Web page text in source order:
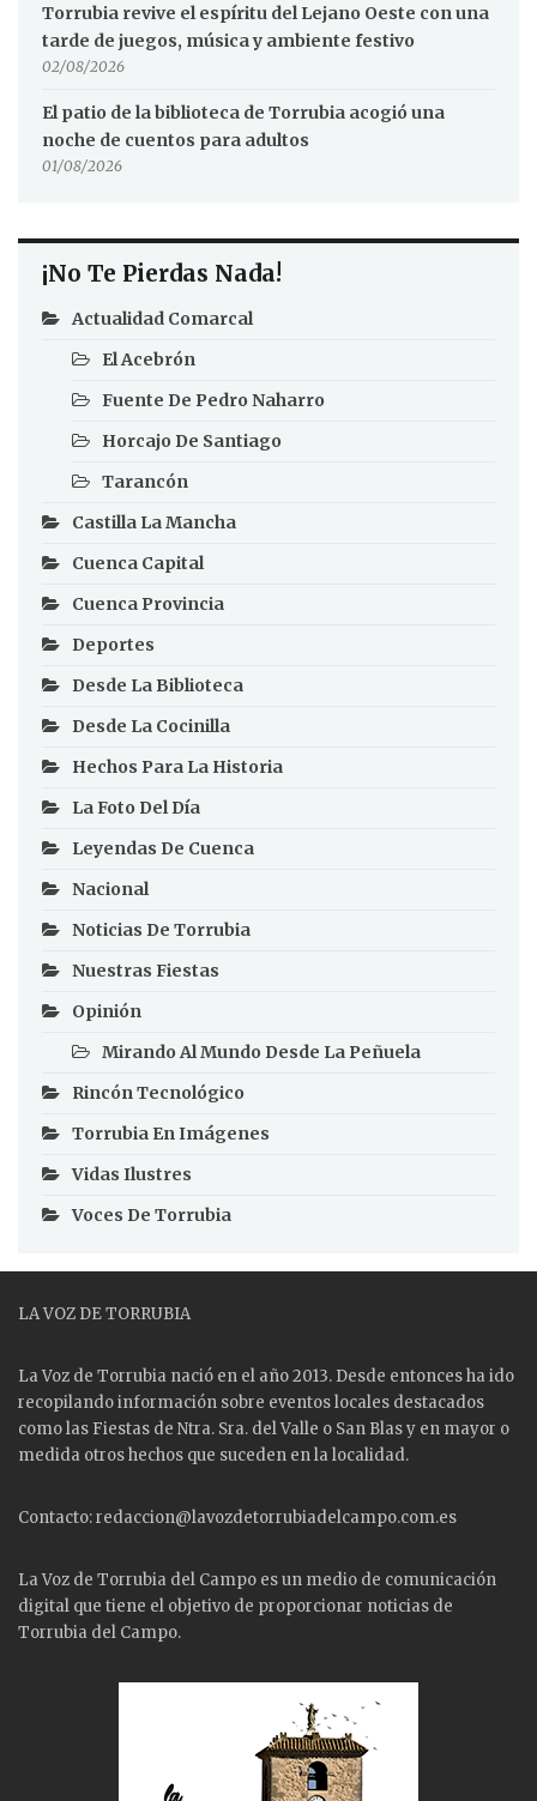
Torrubia revive el espíritu del Lejano Oeste con una
tarde de juegos, música y ambiente festivo
02/08/2026
El patio de la biblioteca de Torrubia acogió una
noche de cuentos para adultos
01/08/2026
¡No Te Pierdas Nada!
Actualidad Comarcal
El Acebrón
Fuente De Pedro Naharro
Horcajo De Santiago
Tarancón
Castilla La Mancha
Cuenca Capital
Cuenca Provincia
Deportes
Desde La Biblioteca
Desde La Cocinilla
Hechos Para La Historia
La Foto Del Día
Leyendas De Cuenca
Nacional
Noticias De Torrubia
Nuestras Fiestas
Opinión
Mirando Al Mundo Desde La Peñuela
Rincón Tecnológico
Torrubia En Imágenes
Vidas Ilustres
Voces De Torrubia
LA VOZ DE TORRUBIA
La Voz de Torrubia nació en el año 2013. Desde entonces ha ido
recopilando información sobre eventos locales destacados
como las Fiestas de Ntra. Sra. del Valle o San Blas y en mayor o
medida otros hechos que suceden en la localidad.
Contacto: redaccion@lavozdetorrubiadelcampo.com.es
La Voz de Torrubia del Campo es un medio de comunicación
digital que tiene el objetivo de proporcionar noticias de
Torrubia del Campo.